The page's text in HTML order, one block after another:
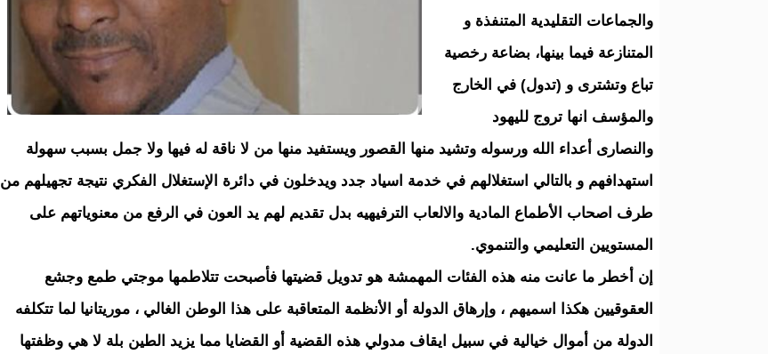
والجماعات التقليدية المتنفذة و
المتنازعة فيما بينها، بضاعة رخصية
تباع وتشترى و (تدول) في الخارج
والمؤسف انها تروج لليهود
والنصارى أعداء الله ورسوله وتشيد منها القصور ويستفيد منها من لا ناقة له فيها ولا جمل بسبب سهولة
استهدافهم و بالتالي استغلالهم في خدمة اسياد جدد ويدخلون في دائرة الإستغلال الفكري نتيجة تجهيلهم من
طرف اصحاب الأطماع المادية والالعاب الترفيهيه بدل تقديم لهم يد العون في الرفع من معنوياتهم على
المستويين التعليمي والتنموي.
إن أخطر ما عانت منه هذه الفئات المهمشة هو تدويل قضيتها فأصبحت تتلاطمها موجتي طمع وجشع
العقوقيين هكذا اسميهم ، وإرهاق الدولة أو الأنظمة المتعاقبة على هذا الوطن الغالي ، موريتانيا لما تتكلفه
الدولة من أموال خيالية في سبيل ايقاف مدولي هذه القضية أو القضايا مما يزيد الطين بلة لا هي وظفتها